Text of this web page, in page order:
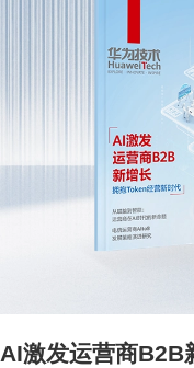
AI激发运营商B2B